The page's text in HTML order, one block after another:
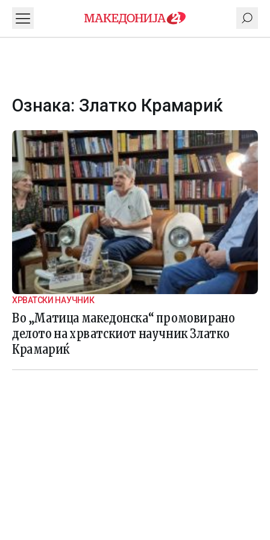
Ознака: Златко Крамариќ
ХРВАТСКИ НАУЧНИК
Во „Матица македонска“ промовирано
делото на хрватскиот научник Златко
Крамариќ